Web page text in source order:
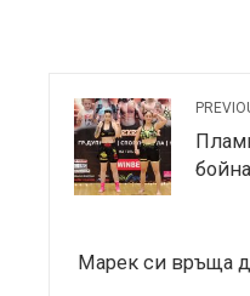
Марек си връща